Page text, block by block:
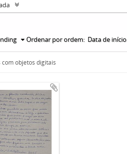
Ordenar por ordem: Data de início
objetos digitais